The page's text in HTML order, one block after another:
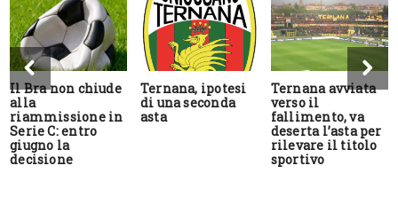
Il Bra non chiude
alla
riammissione in
Serie C: entro
giugno la
decisione
Ternana, ipotesi
di una seconda
asta
Ternana avviata
verso il
fallimento, va
deserta l’asta per
rilevare il titolo
sportivo